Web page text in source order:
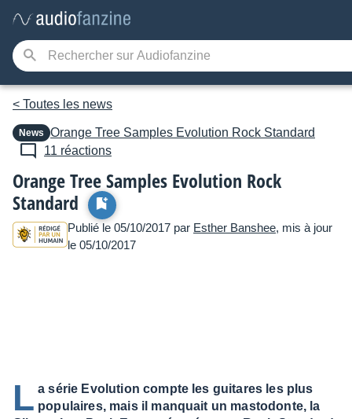
< Toutes les news
News Orange Tree Samples Evolution Rock Standard
11 réactions
Orange Tree Samples Evolution Rock
Standard
Publié le 05/10/2017 par Esther Banshee, mis à jour
le 05/10/2017
L a série Evolution compte les guitares les plus
populaires, mais il manquait un mastodonte, la